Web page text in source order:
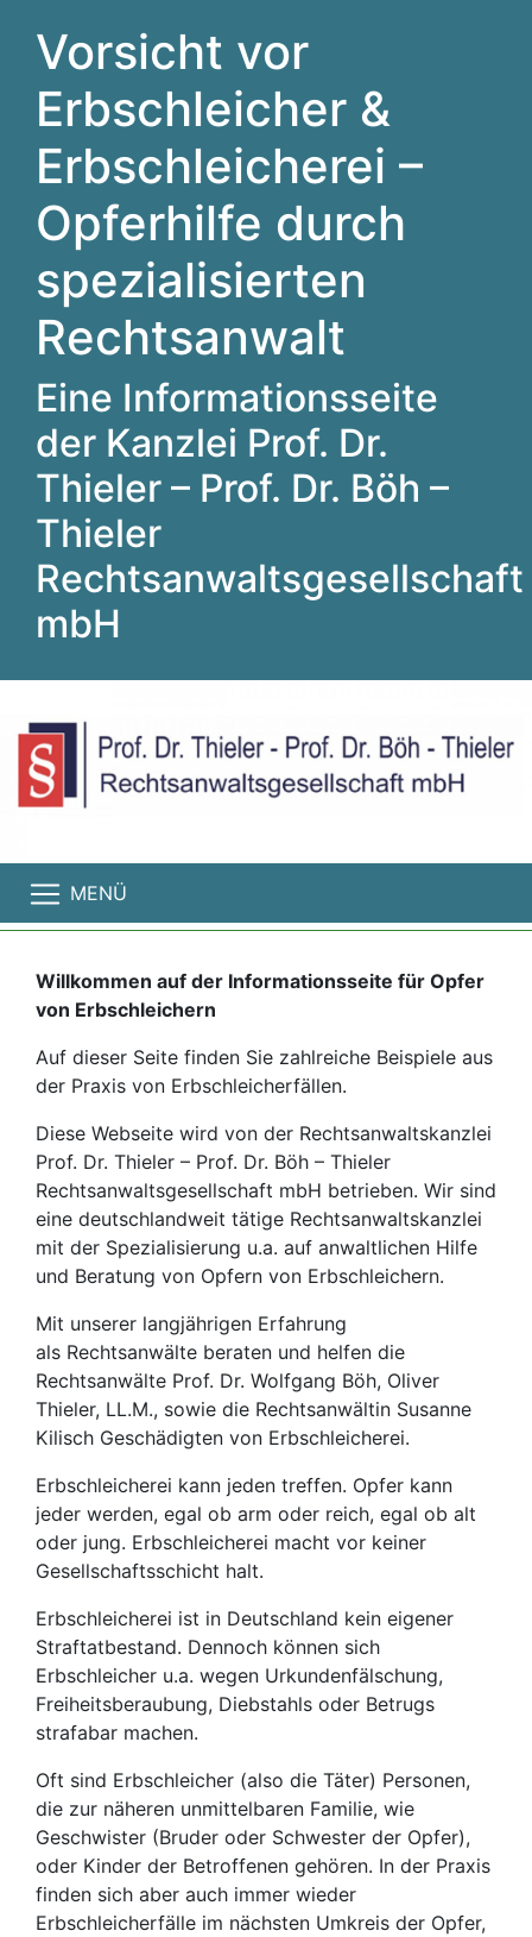
Vorsicht vor
Erbschleicher &
Erbschleicherei –
Opferhilfe durch
spezialisierten
Rechtsanwalt
Eine Informationsseite
der Kanzlei Prof. Dr.
Thieler – Prof. Dr. Böh –
Thieler
Rechtsanwaltsgesellschaft
mbH
MENÜ
Willkommen auf der Informationsseite für Opfer
von Erbschleichern
Auf dieser Seite finden Sie zahlreiche Beispiele aus
der Praxis von Erbschleicherfällen.
Diese Webseite wird von der Rechtsanwaltskanzlei
Prof. Dr. Thieler – Prof. Dr. Böh – Thieler
Rechtsanwaltsgesellschaft mbH betrieben. Wir sind
eine deutschlandweit tätige Rechtsanwaltskanzlei
mit der Spezialisierung u.a. auf anwaltlichen Hilfe
und Beratung von Opfern von Erbschleichern.
Mit unserer langjährigen Erfahrung
als Rechtsanwälte beraten und helfen die
Rechtsanwälte Prof. Dr. Wolfgang Böh, Oliver
Thieler, LL.M., sowie die Rechtsanwältin Susanne
Kilisch Geschädigten von Erbschleicherei.
Erbschleicherei kann jeden treffen. Opfer kann
jeder werden, egal ob arm oder reich, egal ob alt
oder jung. Erbschleicherei macht vor keiner
Gesellschaftsschicht halt.
Erbschleicherei ist in Deutschland kein eigener
Straftatbestand. Dennoch können sich
Erbschleicher u.a. wegen Urkundenfälschung,
Freiheitsberaubung, Diebstahls oder Betrugs
strafabar machen.
Oft sind Erbschleicher (also die Täter) Personen,
die zur näheren unmittelbaren Familie, wie
Geschwister (Bruder oder Schwester der Opfer),
oder Kinder der Betroffenen gehören. In der Praxis
finden sich aber auch immer wieder
Erbschleicherfälle im nächsten Umkreis der Opfer,